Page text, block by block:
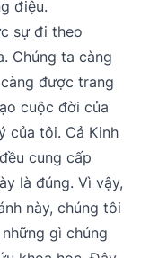
điệu.
sự đi theo
Chúng ta càng
được trang
cuộc đời của
của tôi. Cả Kinh
cung cấp
là đúng. Vì vậy,
này, chúng tôi
gì chúng